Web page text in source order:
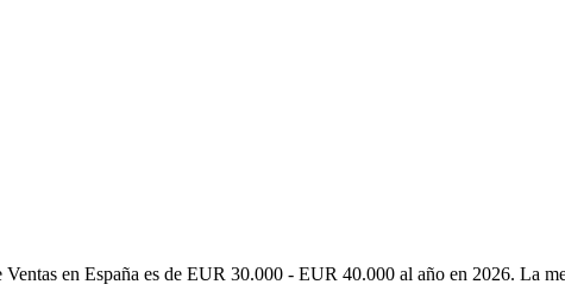
en España es de EUR 30.000 - EUR 40.000 al año en 2026. La